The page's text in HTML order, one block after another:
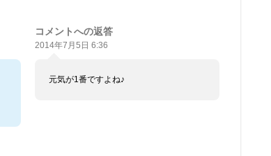
コメントへの返答
2014年7月5日 6:36
元気が1番ですよね♪